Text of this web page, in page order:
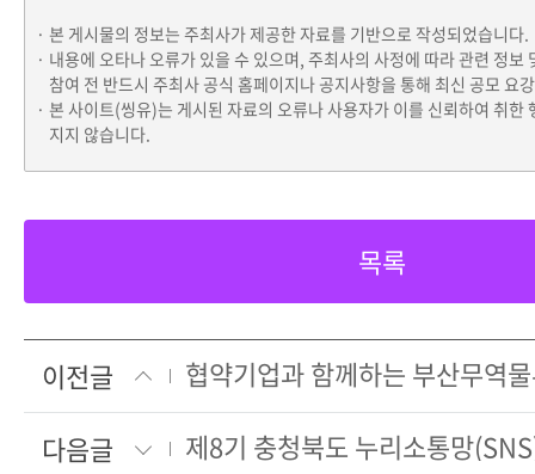
본 게시물의 정보는 주최사가 제공한 자료를 기반으로 작성되었습니다.
내용에 오타나 오류가 있을 수 있으며, 주최사의 사정에 따라 관련 정보
참여 전 반드시 주최사 공식 홈페이지나 공지사항을 통해 최신 공모 요
본 사이트(씽유)는 게시된 자료의 오류나 사용자가 이를 신뢰하여 취한
지지 않습니다.
목록
이전글
다음글